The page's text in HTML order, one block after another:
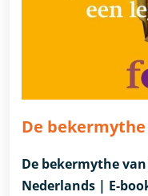
De
De bekermythe
Nederlands | E-